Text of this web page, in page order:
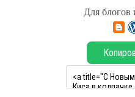
Для блогов